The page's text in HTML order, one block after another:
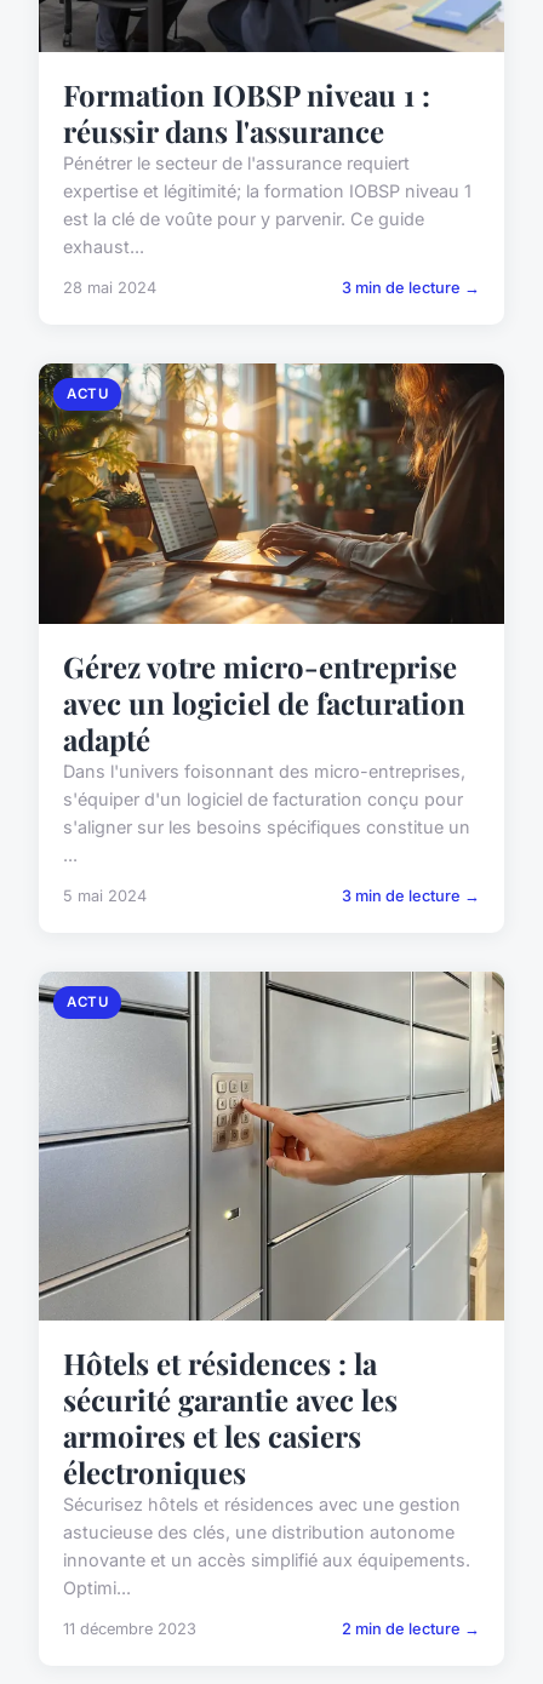
Formation IOBSP niveau 1 :
réussir dans l'assurance
Pénétrer le secteur de l'assurance requiert
expertise et légitimité; la formation IOBSP niveau 1
est la clé de voûte pour y parvenir. Ce guide
exhaust...
28 mai 2024 3 min de lecture →
ACTU
Gérez votre micro-entreprise
avec un logiciel de facturation
adapté
Dans l'univers foisonnant des micro-entreprises,
s'équiper d'un logiciel de facturation conçu pour
s'aligner sur les besoins spécifiques constitue un
...
5 mai 2024 3 min de lecture →
ACTU
Hôtels et résidences : la
sécurité garantie avec les
armoires et les casiers
électroniques
Sécurisez hôtels et résidences avec une gestion
astucieuse des clés, une distribution autonome
innovante et un accès simplifié aux équipements.
Optimi...
11 décembre 2023 2 min de lecture →